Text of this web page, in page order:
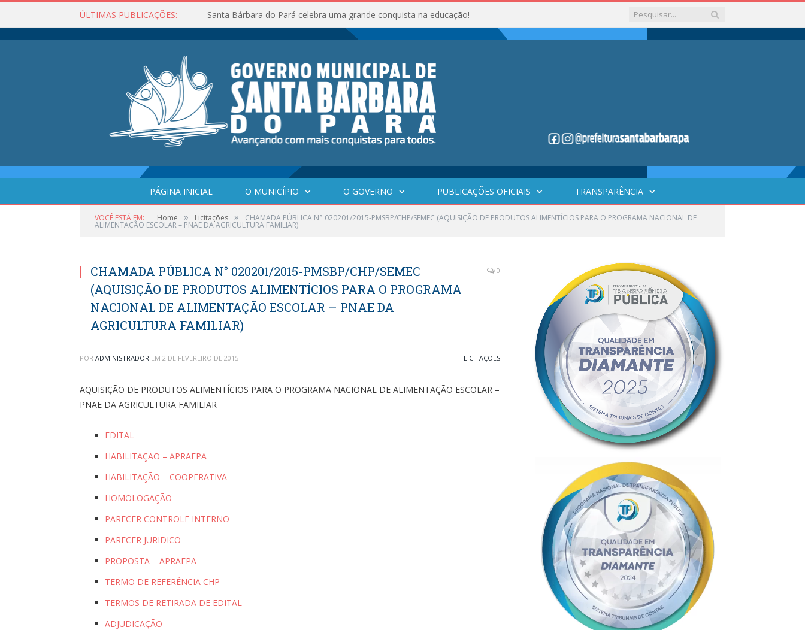
ÚLTIMAS PUBLICAÇÕES: Santa Bárbara do Pará celebra uma grande conquista na educação!
PÁGINA INICIAL O MUNICÍPIO O GOVERNO PUBLICAÇÕES OFICIAIS TRANSPARÊNCIA
VOCÊ ESTÁ EM: Home » Licitações » CHAMADA PÚBLICA N° 020201/2015-PMSBP/CHP/SEMEC (AQUISIÇÃO DE PRODUTOS ALIMENTÍCIOS PARA O PROGRAMA NACIONAL DE
ALIMENTAÇÃO ESCOLAR – PNAE DA AGRICULTURA FAMILIAR)
CHAMADA PÚBLICA N° 020201/2015-PMSBP/CHP/SEMEC
(AQUISIÇÃO DE PRODUTOS ALIMENTÍCIOS PARA O PROGRAMA
NACIONAL DE ALIMENTAÇÃO ESCOLAR – PNAE DA
AGRICULTURA FAMILIAR)
0
POR ADMINISTRADOR EM 2 DE FEVEREIRO DE 2015 LICITAÇÕES
AQUISIÇÃO DE PRODUTOS ALIMENTÍCIOS PARA O PROGRAMA NACIONAL DE ALIMENTAÇÃO ESCOLAR –
PNAE DA AGRICULTURA FAMILIAR
EDITAL
HABILITAÇÃO – APRAEPA
HABILITAÇÃO – COOPERATIVA
HOMOLOGAÇÃO
PARECER CONTROLE INTERNO
PARECER JURIDICO
PROPOSTA – APRAEPA
TERMO DE REFERÊNCIA CHP
TERMOS DE RETIRADA DE EDITAL
ADJUDICAÇÃO